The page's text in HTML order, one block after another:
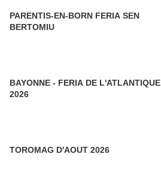
PARENTIS-EN-BORN FERIA SEN
BERTOMIU
BAYONNE - FERIA DE L'ATLANTIQUE
2026
TOROMAG D'AOUT 2026